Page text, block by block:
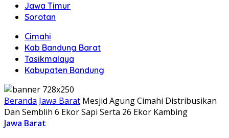
Jawa Timur
Sorotan
Cimahi
Kab Bandung Barat
Tasikmalaya
Kabupaten Bandung
Beranda Jawa Barat Mesjid Agung Cimahi Distribusikan
Dan Semblih 6 Ekor Sapi Serta 26 Ekor Kambing
Jawa Barat